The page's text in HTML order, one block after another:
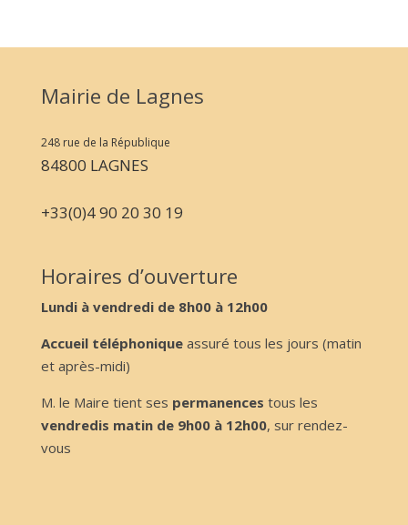
Mairie de Lagnes
248 rue de la République
84800 LAGNES
+33(0)4 90 20 30 19
Horaires d’ouverture
Lundi à vendredi de 8h00 à 12h00
Accueil téléphoniqueassuré tous les jours (matin
et après-midi)
M. le Maire tient ses permanences tous les
vendredis matin de 9h00 à 12h00, sur rendez-
vous